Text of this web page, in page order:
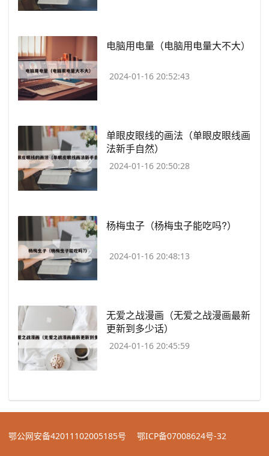
​电脑用电量（电脑用电量大不大）
2024-01-16 20:52:43
​单眼皮眼线的画法（单眼皮眼线画
法新手自然）
2024-01-16 20:50:28
​杨梅虫子（杨梅虫子能吃吗?）
2024-01-16 20:48:13
​无爱之战漫画（无爱之战漫画最新
更新到多少话）
2024-01-16 20:45:59
鄂公网安备42011102005185号 鄂ICP备07008624号-32